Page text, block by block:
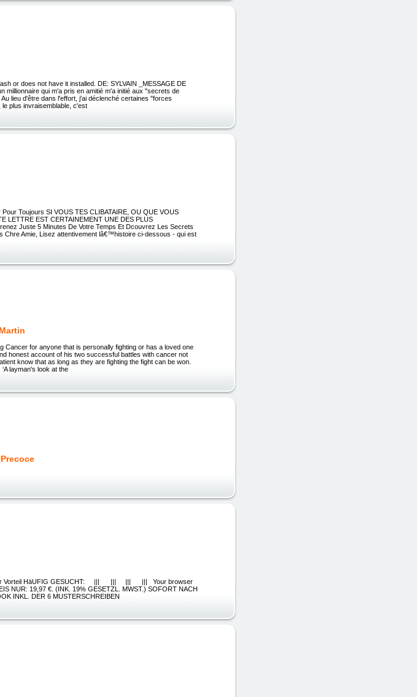
or does not have it installed. DE: SYLVAIN _MESSAGE DE
millionnaire qui m'a pris en amitié m'a initié aux "secrets de
lieu d'être dans l'effort, j'ai déclenché certaines "forces
plus invraisemblable, c'est
Toujours SI VOUS TES CLIBATAIRE, OU QUE VOUS
LETTRE EST CERTAINEMENT UNE DES PLUS
Juste 5 Minutes De Votre Temps Et Dcouvrez Les Secrets
Chre Amie, Lisez attentivement lâ€™histoire ci-dessous - qui est
Cancer for anyone that is personally fighting or has a loved one
honest account of his two successful battles with cancer not
know that as long as they are fighting the fight can be won.
layman's look at the
Vorteil HäUFIG GESUCHT: ||| ||| ||| ||| Your browser
NUR: 19,97 €. (INK. 19% GESETZL. MWST.) SOFORT NACH
INKL. DER 6 MUSTERSCHREIBEN